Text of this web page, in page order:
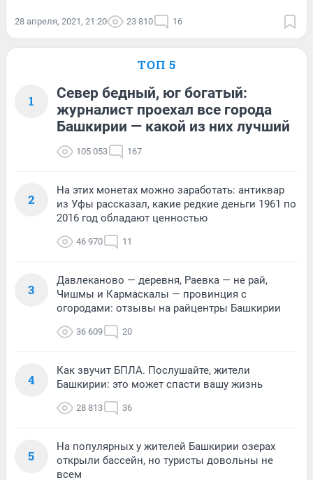
28 апреля, 2021, 21:20 23 810 16
ТОП 5
1
Север бедный, юг богатый:
журналист проехал все города
Башкирии — какой из них лучший
105 053 167
2
На этих монетах можно заработать: антиквар
из Уфы рассказал, какие редкие деньги 1961 по
2016 год обладают ценностью
46 970 11
3
Давлеканово — деревня, Раевка — не рай,
Чишмы и Кармаскалы — провинция с
огородами: отзывы на райцентры Башкирии
36 609 20
4
Как звучит БПЛА. Послушайте, жители
Башкирии: это может спасти вашу жизнь
28 813 36
5
На популярных у жителей Башкирии озерах
открыли бассейн, но туристы довольны не
всем